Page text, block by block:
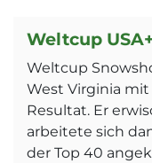
Weltcup
Weltcup
West Virginia
Resultat. Er
arbeitete sich
der Top 40